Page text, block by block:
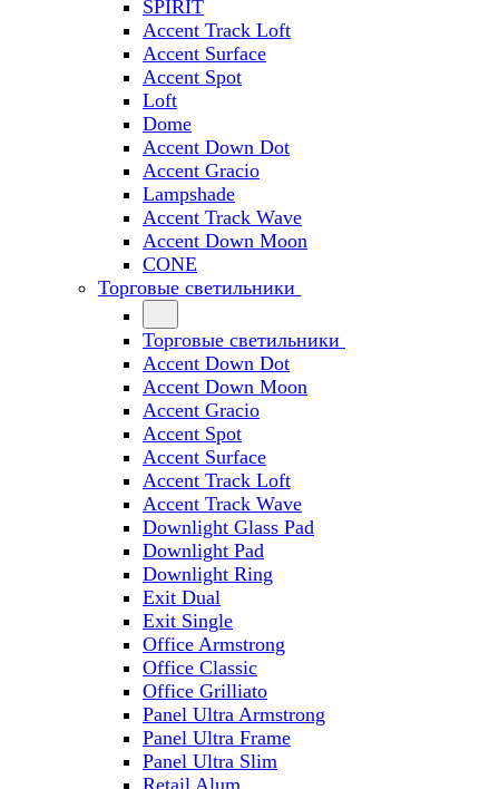
SPIRIT
Accent Track Loft
Accent Surface
Accent Spot
Loft
Dome
Accent Down Dot
Accent Gracio
Lampshade
Accent Track Wave
Accent Down Moon
CONE
Торговые светильники
Торговые светильники
Accent Down Dot
Accent Down Moon
Accent Gracio
Accent Spot
Accent Surface
Accent Track Loft
Accent Track Wave
Downlight Glass Pad
Downlight Pad
Downlight Ring
Exit Dual
Exit Single
Office Armstrong
Office Classic
Office Grilliato
Panel Ultra Armstrong
Panel Ultra Frame
Panel Ultra Slim
Retail Alum